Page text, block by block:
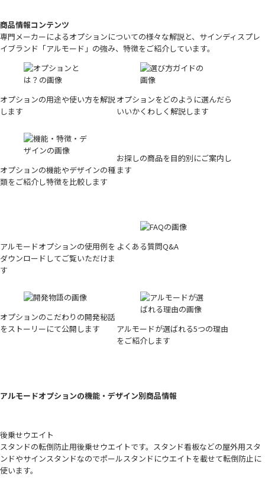
商品情報コンテンツ
専門メーカーによるオプションについての様々な解説と、サインディスプレ
イブランド「アルモード」の強み、特徴をご紹介しています。
オプションの用途や使い方を解説
します
オプションをどのように選んだら
いいかくわしく解説します
オプションの機能やデザインの種
類をご紹介し特徴を比較します
お探しの商品を目的別にご案内し
ます
アルモードオプションの使用例を
ダウンロードしてご覧いただけま
す
よくある質問Q&A
オプションのこだわりの開発秘話
をストーリーにて公開します
アルモードが選ばれる5つの理由
をご紹介します
アルモードオプションの機能・デザイン別商品情報
後乗せウエイト
スタンドの転倒防止用後乗せウエイトです。スタンド看板などの屋外用スタ
ンドやサインスタンドなのでポールスタンドにウエイトを載せて転倒防止に
使います。